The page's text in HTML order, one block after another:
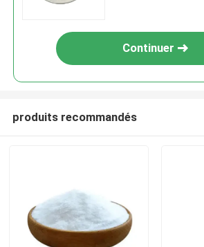
Continuer
produits recommandés